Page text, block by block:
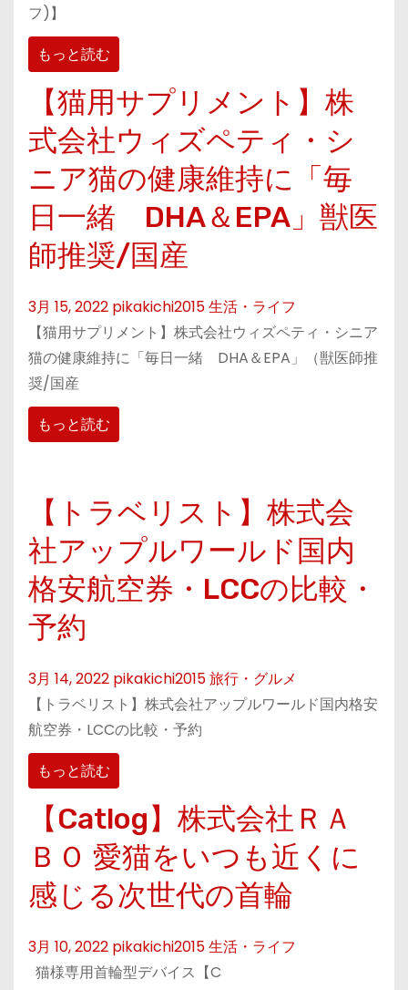
フ)】
もっと読む
【猫用サプリメント】株
式会社ウィズペティ・シ
ニア猫の健康維持に「毎
日一緒 DHA＆EPA」獣医
師推奨/国産
3月 15, 2022 pikakichi2015生活・ライフ
【猫用サプリメント】株式会社ウィズペティ・シニア
猫の健康維持に「毎日一緒 DHA＆EPA」（獣医師推
奨/国産
もっと読む
【トラベリスト】株式会
社アップルワールド国内
格安航空券・LCCの比較・
予約
3月 14, 2022 pikakichi2015旅行・グルメ
【トラベリスト】株式会社アップルワールド国内格安
航空券・LCCの比較・予約
もっと読む
【Catlog】株式会社ＲＡ
ＢＯ 愛猫をいつも近くに
感じる次世代の首輪
3月 10, 2022 pikakichi2015生活・ライフ
猫様専用首輪型デバイス【C